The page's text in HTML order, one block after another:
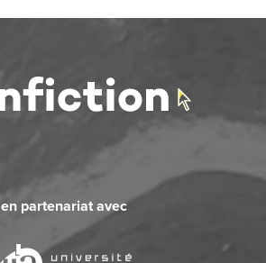
en partenariat avec